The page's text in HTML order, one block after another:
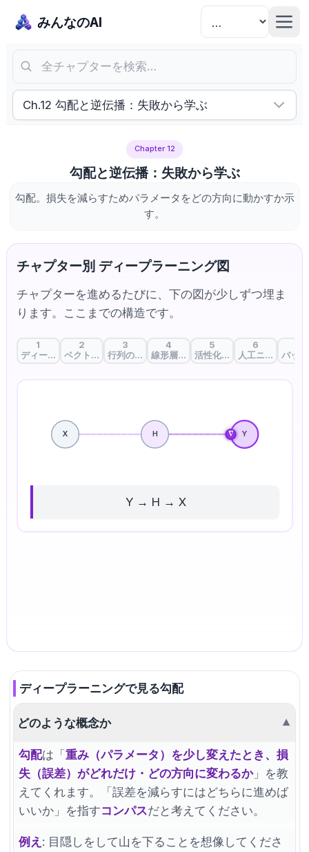
みんなのAI
全チャプターを検索…
Ch.12 勾配と逆伝播：失敗から学ぶ
Chapter 12
勾配と逆伝播：失敗から学ぶ
勾配。損失を減らすためパラメータをどの方向に動かすか示
す。
チャプター別 ディープラーニング図
チャプターを進めるたびに、下の図が少しずつ埋ま
ります。ここまでの構造です。
1
ディープラーニングの第一歩：AIはどう考える？
2
ベクトル内積：データの似ているところを見つける
3
行列の積：一度に計算する魔法
4
線形層：重要度を決める重み
5
活性化関数：AIに判断力を
6
人工ニューロン
バッ
X H Y
∇
Y → H → X
ディープラーニングで見る勾配
どのような概念か ▼
勾配は「重み（パラメータ）を少し変えたとき、損
失（誤差）がどれだけ・どの方向に変わるか」を教
えてくれます。「誤差を減らすにはどちらに進めば
いいか」を指すコンパスだと考えてください。
例え : 目隠しをして山を下ることを想像してくださ